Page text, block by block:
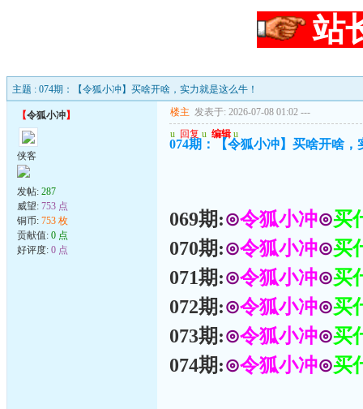
站
主题 : 074期：【令狐小冲】买啥开啥，实力就是这么牛！
【令狐小冲】
侠客
发帖: 287
威望: 753 点
铜币: 753 枚
贡献值: 0 点
好评度: 0 点
楼主 发表于: 2026-07-08 01:02 ---
u 回复 u 编辑 u
074期：【令狐小冲】买啥开啥，
069期:⊙令狐小冲⊙买
070期:⊙令狐小冲⊙买
071期:⊙令狐小冲⊙买
072期:⊙令狐小冲⊙买
073期:⊙令狐小冲⊙买
074期:⊙令狐小冲⊙买